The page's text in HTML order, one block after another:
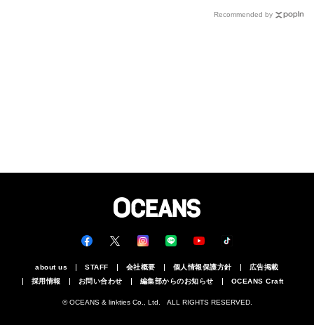
Recommended by
about us STAFF 会社概要 個人情報保護方針
広告掲載
採用情報
お問い合わせ 編集部からのお知らせ OCEANS Craft
© OCEANS & linkties Co., Ltd. ALL RIGHTS RESERVED.